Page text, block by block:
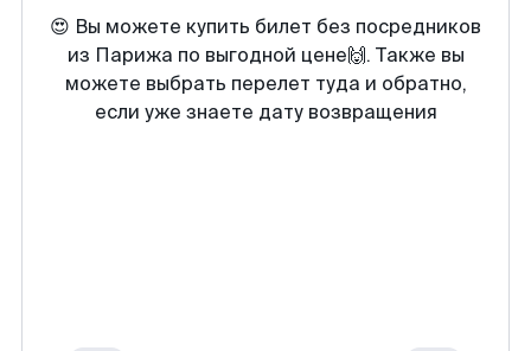
😍 Вы можете купить билет без посредников
из Парижа по выгодной цене🙌. Также вы
можете выбрать перелет туда и обратно,
если уже знаете дату возвращения